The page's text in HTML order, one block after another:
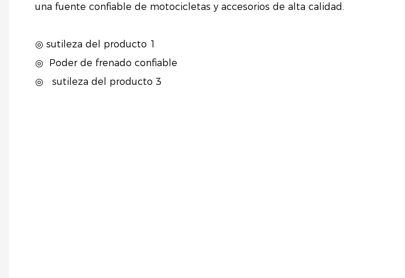
una fuente confiable de motocicletas y accesorios de alta calidad.
◎ sutileza del producto 1
◎
Poder de frenado confiable
◎
sutileza del producto 3